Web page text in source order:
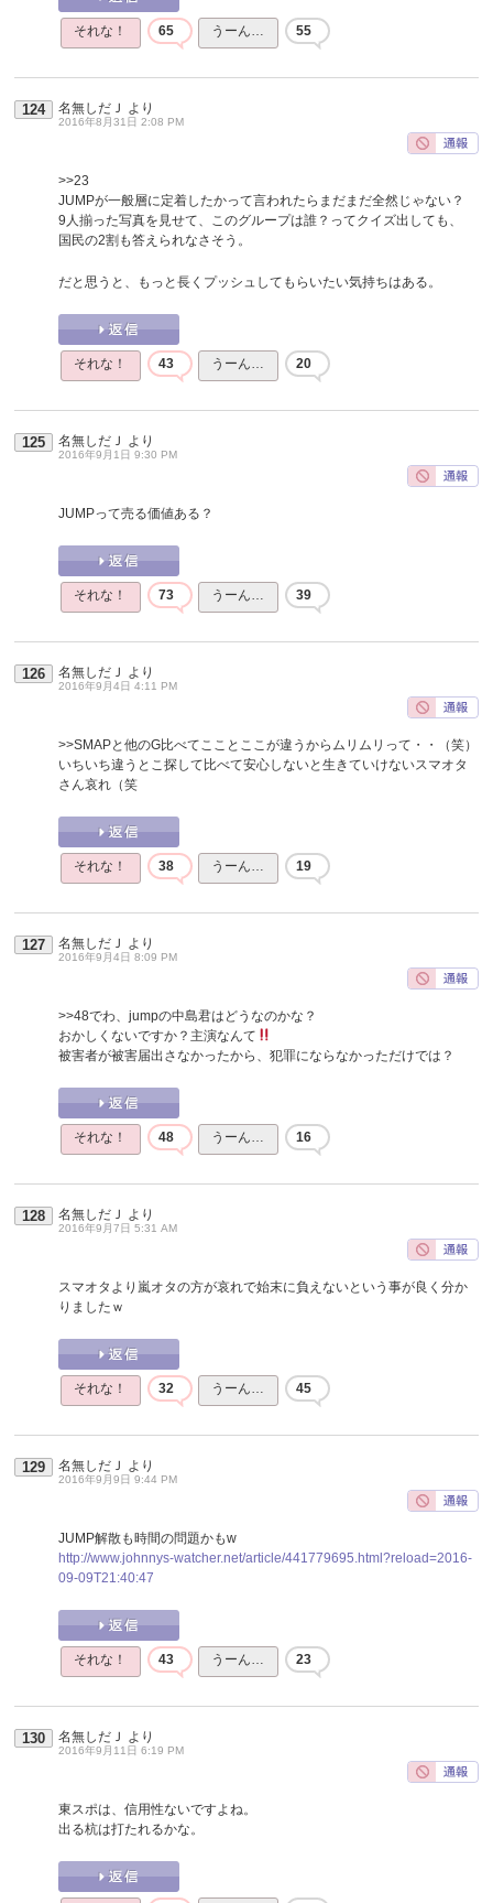
それな！ 65 うーん… 55
124 名無しだＪ より
2016年8月31日 2:08 PM
>>23
JUMPが一般層に定着したかって言われたらまだまだ全然じゃない？
9人揃った写真を見せて、このグループは誰？ってクイズ出しても、
国民の2割も答えられなさそう。
だと思うと、もっと長くプッシュしてもらいたい気持ちはある。
それな！ 43 うーん… 20
125 名無しだＪ より
2016年9月1日 9:30 PM
JUMPって売る価値ある？
それな！ 73 うーん… 39
126 名無しだＪ より
2016年9月4日 4:11 PM
>>SMAPと他のG比べてこことここが違うからムリムリって・・（笑）
いちいち違うとこ探して比べて安心しないと生きていけないスマオタ
さん哀れ（笑
それな！ 38 うーん… 19
127 名無しだＪ より
2016年9月4日 8:09 PM
>>48でわ、jumpの中島君はどうなのかな？
おかしくないですか？主演なんて
被害者が被害届出さなかったから、犯罪にならなかっただけでは？
それな！ 48 うーん… 16
128 名無しだＪ より
2016年9月7日 5:31 AM
スマオタより嵐オタの方が哀れで始末に負えないという事が良く分か
りましたｗ
それな！ 32 うーん… 45
129 名無しだＪ より
2016年9月9日 9:44 PM
JUMP解散も時間の問題かもw
http://www.johnnys-watcher.net/article/441779695.html?reload=2016-
09-09T21:40:47
それな！ 43 うーん… 23
130 名無しだＪ より
2016年9月11日 6:19 PM
東スポは、信用性ないですよね。
出る杭は打たれるかな。